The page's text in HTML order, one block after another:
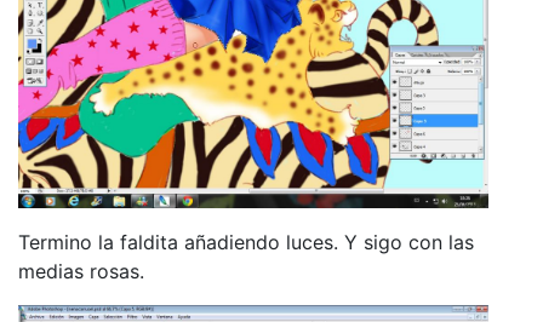
Termino la faldita añadiendo luces. Y sigo con las
medias rosas.